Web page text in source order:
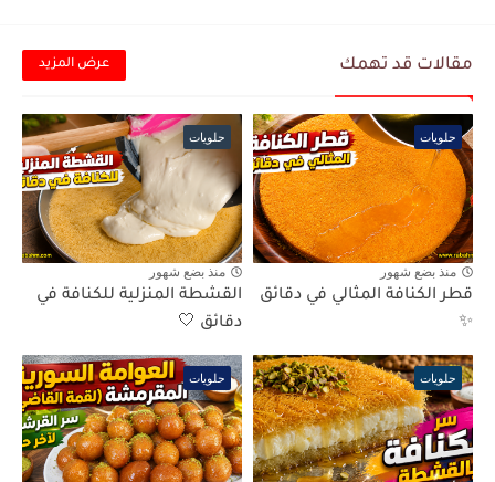
مقالات قد تهمك عرض المزيد
حلويات
منذ بضع شهور
قطر الكنافة المثالي في دقائق
✨
حلويات
منذ بضع شهور
القشطة المنزلية للكنافة في
دقائق 🤍
حلويات حلويات